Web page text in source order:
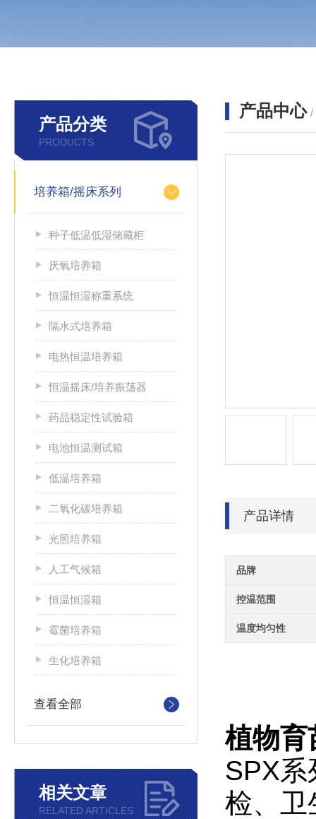
产品分类
PRODUCTS
培养箱/摇床系列
种子低温低湿储藏柜
厌氧培养箱
恒温恒湿称重系统
隔水式培养箱
电热恒温培养箱
恒温摇床/培养振荡器
药品稳定性试验箱
电池恒温测试箱
低温培养箱
二氧化碳培养箱
光照培养箱
人工气候箱
恒温恒湿箱
霉菌培养箱
生化培养箱
查看全部
相关文章
RELATED ARTICLES
产品中心 /
产品详情
品牌
控温范围
温度均匀性
植物育
SPX
检、卫